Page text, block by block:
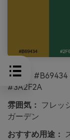
HEX：
#B69434
#3A2F2A
雰囲気：
フレッ
ガーデン
おすすめ用途：